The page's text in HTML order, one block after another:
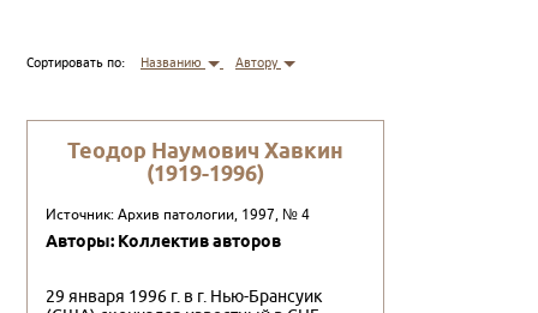
Сортировать по: Названию Автору
Теодор Наумович Хавкин
(1919-1996)
Источник: Архив патологии, 1997, № 4
Авторы: Коллектив авторов
29 января 1996 г. в г. Нью-Брансуик